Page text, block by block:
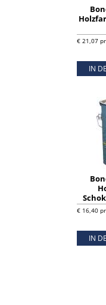
€ 21,07
IN
€ 16,40
IN